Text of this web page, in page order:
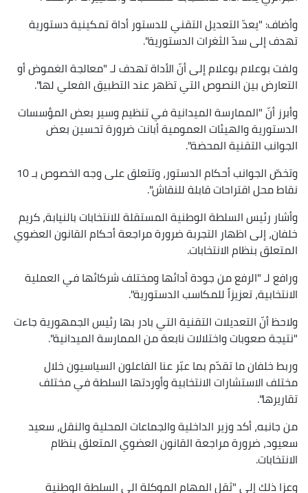
وأضاف: "يعدّ التعديل التقني للدستور أداة تمكينية دستورية
تهدف إلى سدّ الثغرات الدستورية".
ولفت بوعلام بوعلام إلى أنّ الأداة تهدف لـ "معالجة الغموض أو
التعارض بين النصوص التي تظهر عند التطبيق الفعلي لها".
وأبرز أنّ "الممارسة الميدانية في تنظيم وسير بعض المؤسسات
الدستورية والهيئات العمومية أبانت ضرورة تحسين بعض
الجوانب التقنية المحضة".
وتخصّ الجوانب أحكام الدستور، وتتعلق على وجه الخصوص بـ 10
نقاط محل اقتراحات قابلة للنقاش".
وأشار رئيس السلطة الوطنية المستقلة للانتخابات بالنيابة، كريم
خلفان، إلى اظهار التجربة ضرورة مراجعة أحكام القانون العضوي
المتعلق بنظام الانتخابات.
ورافع لـ "الرفع من جودة أدائها ومختلف شركائها في العملية
الانتخابية، تعزيزاً للمكاسب الدستورية".
ولاحظ أنّ التعديلات التقنية التي بادر بها رئيس الجمهورية جاءت
"نتيجة صعوبات واختلالات نابعة من الممارسة الميدانية".
وربط خلفان ما تقدّم بما عبّر عنا الفاعلون السياسيون خلال
مختلف الاستشارات الانتخابية وأوردتها السلطة في مختلف
تقاريرها".
من جانبه، أكد وزير الداخلية والجماعات المحلية والنقل، سعيد
سعيود، ضرورة مراجعة القانون العضوي المتعلق بنظام
الانتخابات.
وعزا ذلك إلى "ثقل المهام الموكلة الى السلطة الوطنية